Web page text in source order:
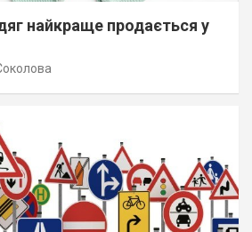
найкраще продається у